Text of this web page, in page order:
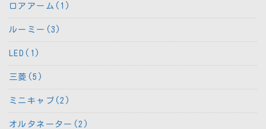
ロアアーム(1)
ルーミー(3)
LED(1)
三菱(5)
ミニキャブ(2)
オルタネーター(2)